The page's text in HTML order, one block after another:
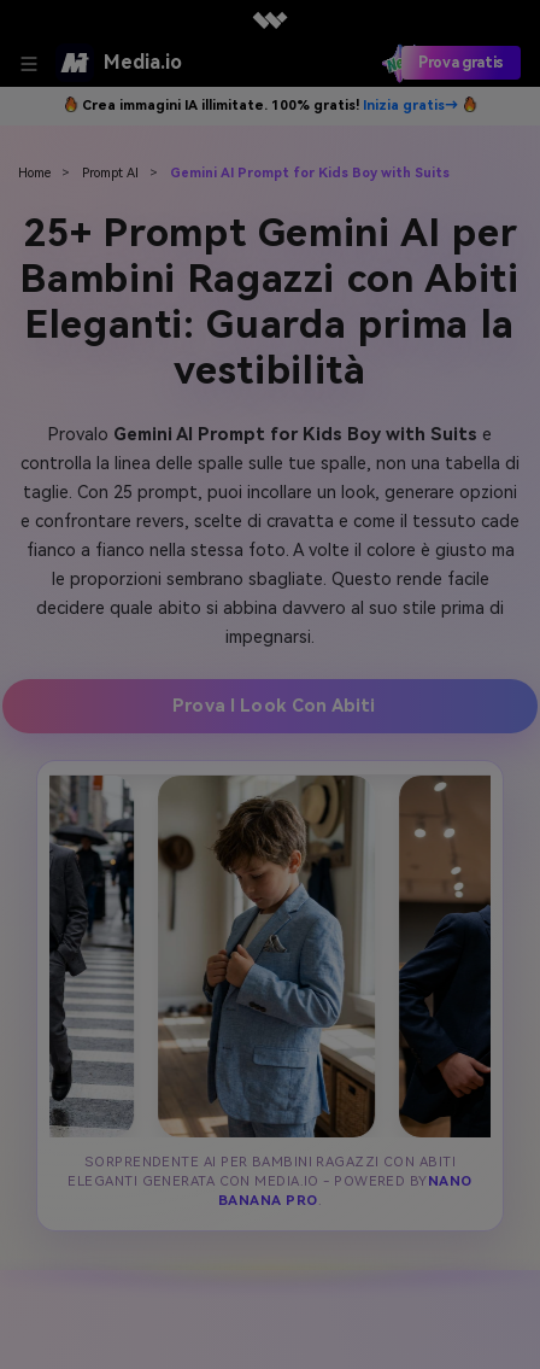
Media.io Prova gratis
Crea immagini IA illimitate. 100% gratis! Inizia gratis→
Home > Prompt AI > Gemini AI Prompt for Kids Boy with Suits
25+ Prompt Gemini AI per
Bambini Ragazzi con Abiti
Eleganti: Guarda prima la
vestibilità
Provalo Gemini AI Prompt for Kids Boy with Suits e
controlla la linea delle spalle sulle tue spalle, non una tabella di
taglie. Con 25 prompt, puoi incollare un look, generare opzioni
e confrontare revers, scelte di cravatta e come il tessuto cade
fianco a fianco nella stessa foto. A volte il colore è giusto ma
le proporzioni sembrano sbagliate. Questo rende facile
decidere quale abito si abbina davvero al suo stile prima di
impegnarsi.
Prova I Look Con Abiti
SORPRENDENTE AI PER BAMBINI RAGAZZI CON ABITI
ELEGANTI GENERATA CON MEDIA.IO - POWERED BY NANO
BANANA PRO.